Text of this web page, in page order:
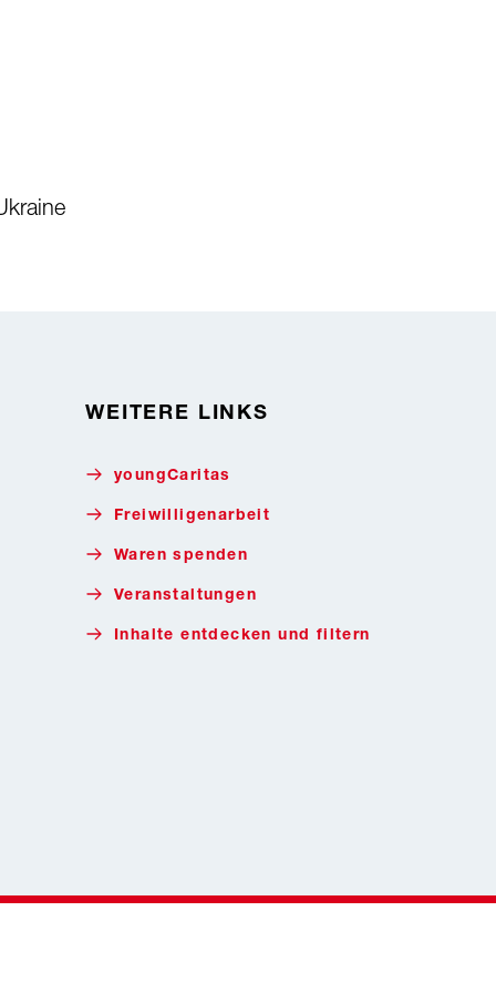
WEITERE LINKS
youngCaritas
Freiwilligenarbeit
Waren spenden
Veranstaltungen
Inhalte entdecken und filtern